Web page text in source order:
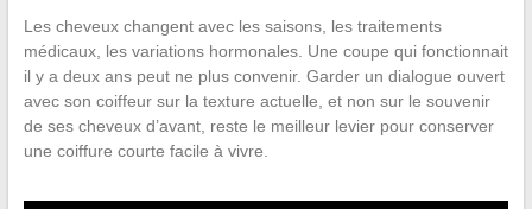
Les cheveux changent avec les saisons, les traitements
médicaux, les variations hormonales. Une coupe qui fonctionnait
il y a deux ans peut ne plus convenir. Garder un dialogue ouvert
avec son coiffeur sur la texture actuelle, et non sur le souvenir
de ses cheveux d’avant, reste le meilleur levier pour conserver
une coiffure courte facile à vivre.